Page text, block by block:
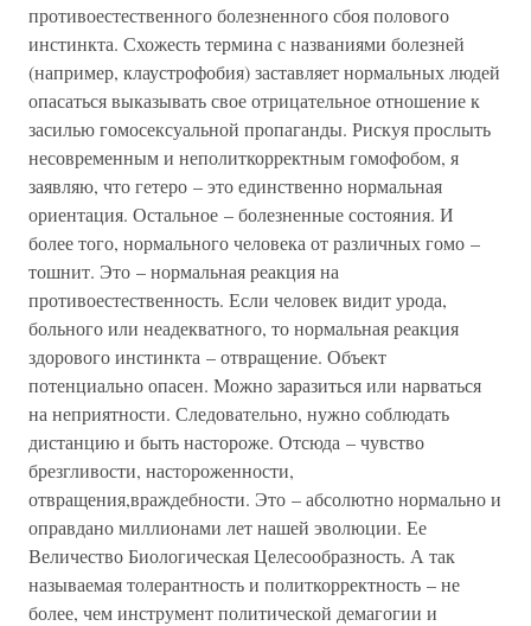
противоестественного болезненного сбоя полового
инстинкта. Схожесть термина с названиями болезней
(например, клаустрофобия) заставляет нормальных людей
опасаться выказывать свое отрицательное отношение к
засилью гомосексуальной пропаганды. Рискуя прослыть
несовременным и неполиткорректным гомофобом, я
заявляю, что гетеро – это единственно нормальная
ориентация. Остальное – болезненные состояния. И
более того, нормального человека от различных гомо –
тошнит. Это – нормальная реакция на
противоестественность. Если человек видит урода,
больного или неадекватного, то нормальная реакция
здорового инстинкта – отвращение. Объект
потенциально опасен. Можно заразиться или нарваться
на неприятности. Следовательно, нужно соблюдать
дистанцию и быть настороже. Отсюда – чувство
брезгливости, настороженности,
отвращения,враждебности. Это – абсолютно нормально и
оправдано миллионами лет нашей эволюции. Ее
Величество Биологическая Целесообразность. А так
называемая толерантность и политкорректность – не
более, чем инструмент политической демагогии и